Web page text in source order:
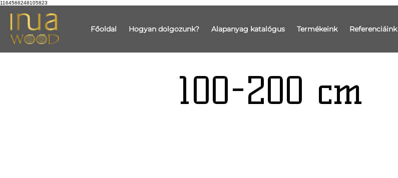
1164566248105823
Főoldal Hogyan dolgozunk? Alapanyag katalógus Termékeink Referenciáink
100-200 cm